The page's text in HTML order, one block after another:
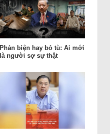
Phản biện hay bỏ tù: Ai mới
là người sợ sự thật